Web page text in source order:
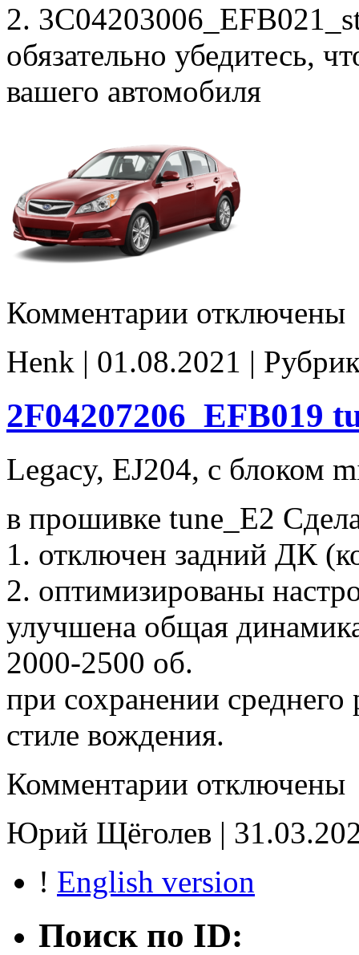
2.
обязательно убедитесь,
вашего автомобиля
Комментарии записи
E2
отключены
Henk | 01.08.2021 |
2F04207206_EFB019
Legacy, EJ204, с блоком
в прошивке tune_E2
1. отключен задний ДК
2. оптимизированы
улучшена общая
2000-2500 об.
при сохранении
стиле вождения.
Комментарии записи
отключены
Юрий Щёголев |
! English version
Поиск по ID: